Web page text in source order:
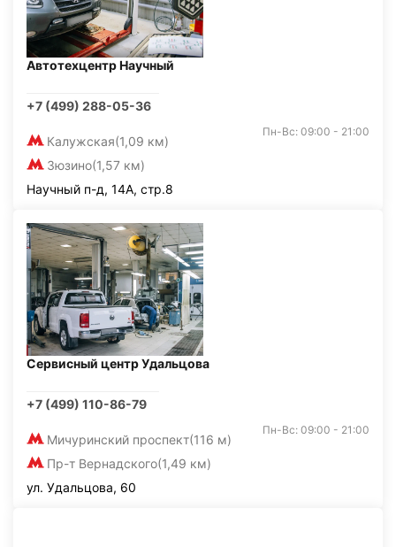
Автотехцентр Научный
+7 (499) 288-05-36
Калужская(1,09 км)
Зюзино(1,57 км)
Пн-Вс: 09:00 - 21:00
Научный п-д, 14А, стр.8
Сервисный центр Удальцова
+7 (499) 110-86-79
Мичуринский проспект(116 м)
Пр-т Вернадского(1,49 км)
Пн-Вс: 09:00 - 21:00
ул. Удальцова, 60